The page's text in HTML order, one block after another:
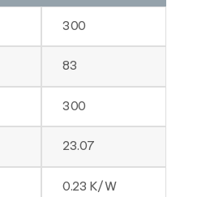
300
83
300
23.07
0.23 K/W